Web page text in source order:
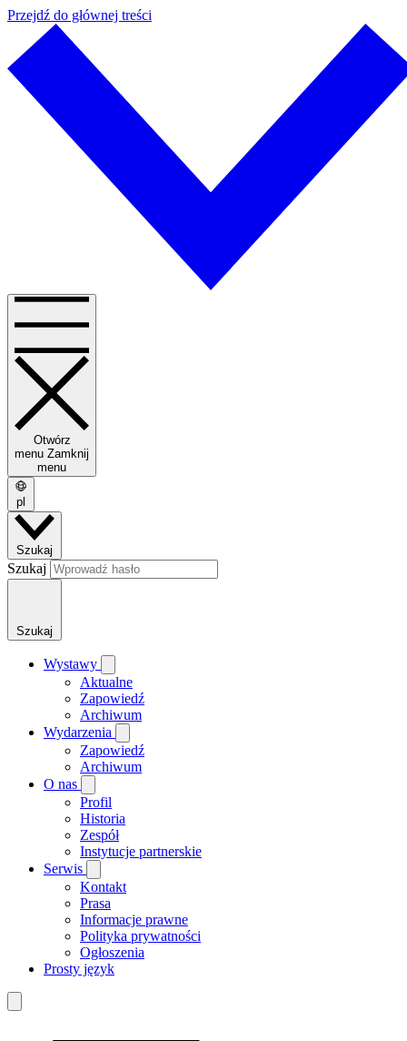
Przejdź do głównej treści
Otwórz
menu Zamknij
menu
pl
Szukaj
Szukaj
Szukaj
Wystawy
Aktualne
Zapowiedź
Archiwum
Wydarzenia
Zapowiedź
Archiwum
O nas
Profil
Historia
Zespół
Instytucje partnerskie
Serwis
Kontakt
Prasa
Informacje prawne
Polityka prywatności
Ogłoszenia
Prosty język